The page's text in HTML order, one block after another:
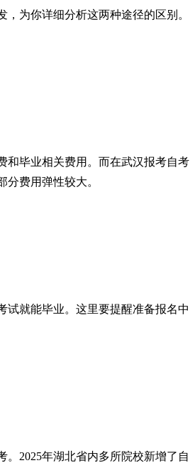
为你详细分析这两种途径的区别。
和毕业相关费用。而在武汉报考自考
费用弹性较大。
试就能毕业。这里要提醒准备报名中
2025年湖北省内多所院校新增了自